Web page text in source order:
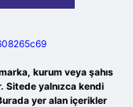
kurum veya şahıs
Sitede yalnızca kendi
yer alan içerikler